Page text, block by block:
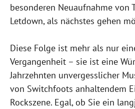
besonderen Neuaufnahme von
Letdown, als nächstes gehen
Diese Folge ist mehr als nur
Vergangenheit – sie ist eine
Jahrzehnten unvergesslicher
von Switchfoots anhaltendem
Rockszene. Egal, ob Sie ein